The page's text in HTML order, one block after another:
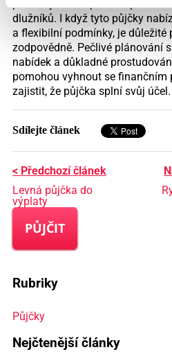
dlužníků. I když tyto půjčky
a flexibilní podmínky, je důležité
zodpovědně. Pečlivé plánování
nabídek a důkladné
pomohou vyhnout se finančním
zajistit, že půjčka splní svůj účel.
Sdílejte článek
< Předchozí článek
Levná půjčka do
výplaty
PŮJČIT
Rubriky
Půjčky
Nejčtenější články